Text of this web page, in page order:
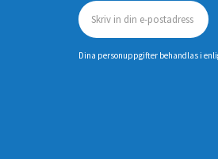
Dina personuppgifter behandlas i